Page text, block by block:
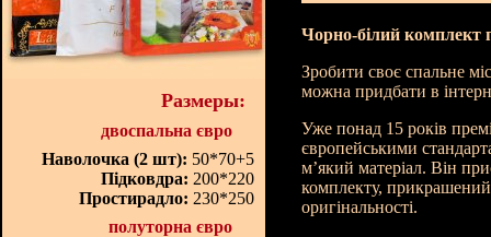
Размеры:
двоспальна євро
Наволочка (2 шт): 50*70+5
Підковдра: 200*220
Простирадло: 230*250
полуторна євро
Чорно-білий комплект
Зробити своє спальне
можна придбати в
Уже понад 15 років
європейськими
м’який матеріал. Він
комплекту,
оригінальності.